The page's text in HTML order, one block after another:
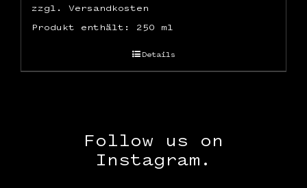
zzgl. Versandkosten
Produkt enthält: 250 ml
Details
Follow us on
Instagram.